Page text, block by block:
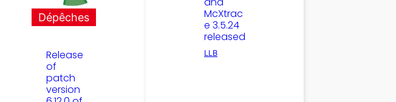
Dépêches
Release
of
patch
version
McXtrac
e 3.5.24
released
LLB